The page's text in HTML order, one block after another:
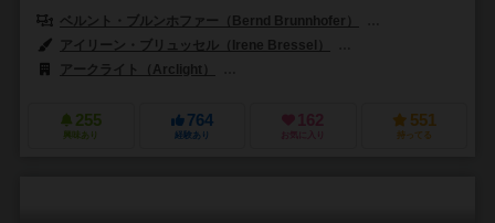
ベルント・ブルンホファー（Bernd Brunnhofer）
アイリーン・ブリュッセル（Irene Bressel）
アークライト（Arclight）
255
興味あり
764
経験あり
162
お気に入り
551
持ってる